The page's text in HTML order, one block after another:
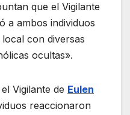
que el Vigilante
a ambos individuos
con diversas
ocultas».
Vigilante de Eulen
reaccionaron